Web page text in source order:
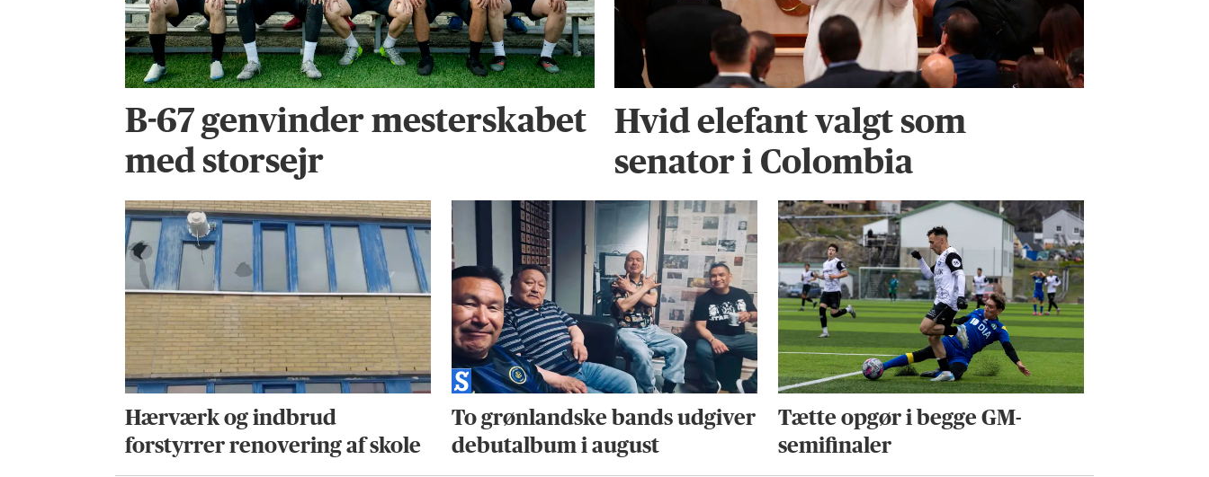
B-67 genvinder mesterskabet
med storsejr
Hvid elefant valgt som
senator i Colombia
Hærværk og indbrud
forstyrrer renovering af skole
To grønlandske bands udgiver
debutalbum i august
Tætte opgør i begge GM-
semifinaler